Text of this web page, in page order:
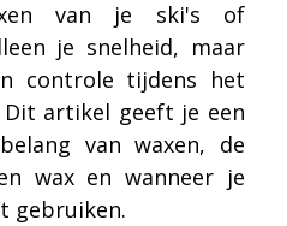
van je ski's of
je snelheid, maar
controle tijdens het
artikel geeft je een
van waxen, de
wax en wanneer je
gebruiken.